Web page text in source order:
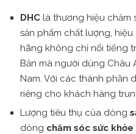
DHC là thương hiệu chăm
sản phẩm chất lượng,
hãng không chỉ nổi tiếng
Bản mà người dùng
Nam. Với các thành phần
riêng cho khách hàng
Lượng tiêu thụ của dòng
dòng chăm sóc sức khỏe